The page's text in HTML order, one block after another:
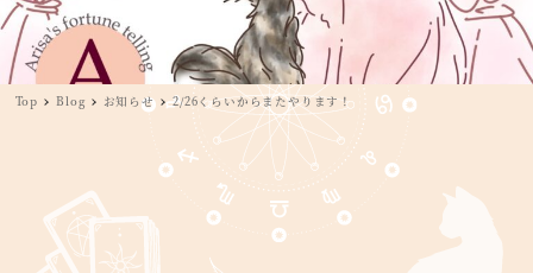
Top Blog お知らせ 2/26くらいからまたやります！